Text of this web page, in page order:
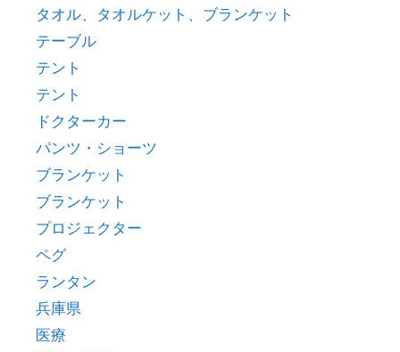
タオル、タオルケット、ブランケット
テーブル
テント
テント
ドクターカー
パンツ・ショーツ
ブランケット
ブランケット
プロジェクター
ペグ
ランタン
兵庫県
医療